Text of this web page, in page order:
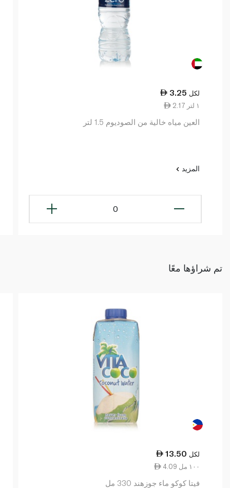
3.25 لكل
2.17 ١ لتر
العين مياه خالية من الصوديوم 1.5 لتر
المزيد
0
تم شراؤها معًا
13.50 لكل
4.09 ١٠٠ مل
فيتا كوكو ماء جوزهند 330 مل